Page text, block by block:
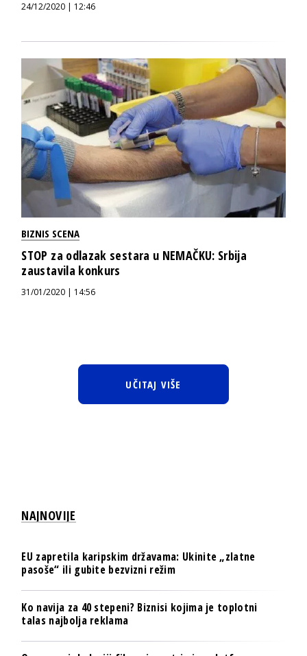
24/12/2020 | 12:46
BIZNIS SCENA
STOP za odlazak sestara u NEMAČKU: Srbija
zaustavila konkurs
31/01/2020 | 14:56
UČITAJ VIŠE
NAJNOVIJE
EU zapretila karipskim državama: Ukinite „zlatne
pasoše“ ili gubite bezvizni režim
Ko navija za 40 stepeni? Biznisi kojima je toplotni
talas najbolja reklama